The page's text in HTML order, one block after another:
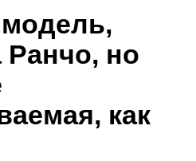
Ранчо, но
как